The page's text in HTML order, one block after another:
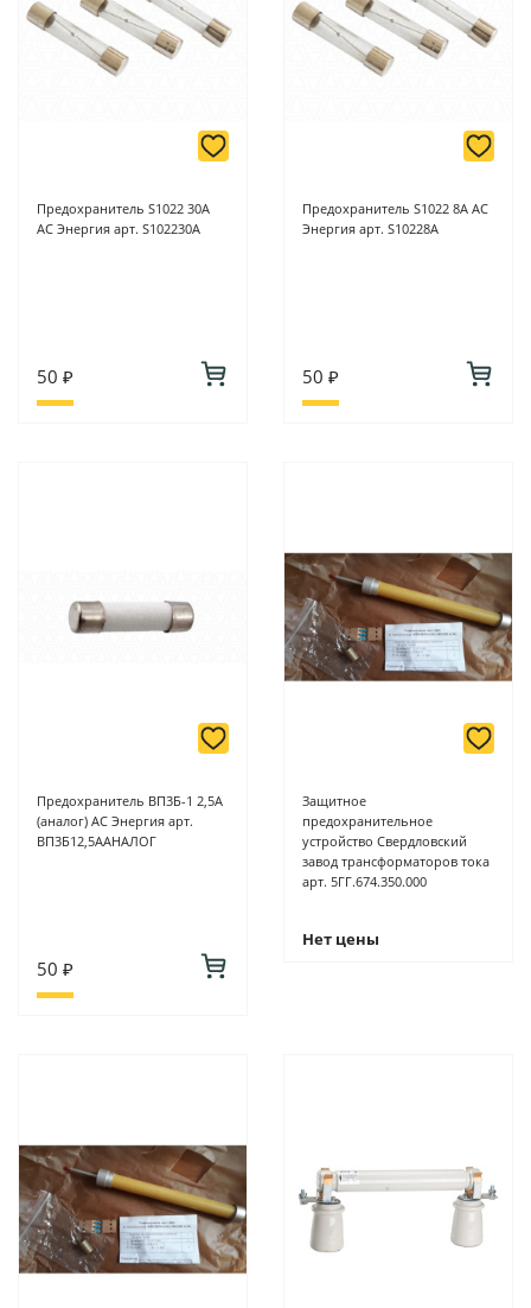
Предохранитель S1022 30А
АС Энергия арт. S102230А
50 ₽
Предохранитель S1022 8А АС
Энергия арт. S10228А
50 ₽
Предохранитель ВП3Б-1 2,5А
(аналог) АС Энергия арт.
ВП3Б12,5ААНАЛОГ
50 ₽
Защитное
предохранительное
устройство Свердловский
завод трансформаторов тока
арт. 5ГГ.674.350.000
Нет цены